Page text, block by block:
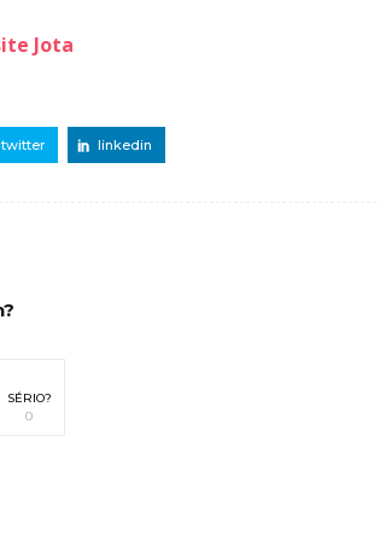
Jota
twitter linkedin
SÉRIO?
0